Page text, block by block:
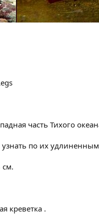
часть Тихого
по их
креветка .